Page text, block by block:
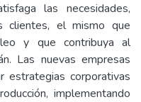
las necesidades,
clientes, el mismo que
y que contribuya al
Las nuevas empresas
estrategias corporativas
implementando